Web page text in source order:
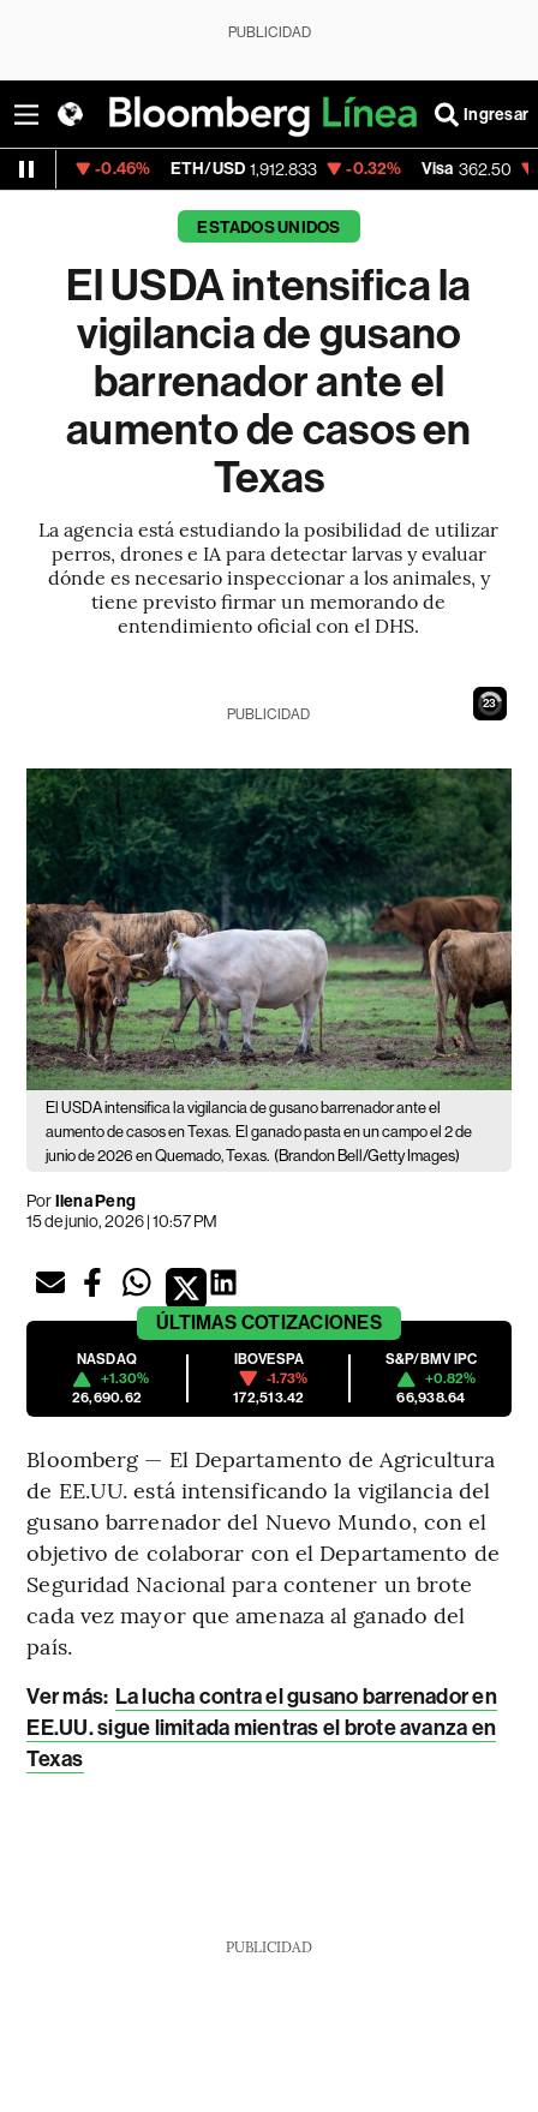
PUBLICIDAD
Ingresar
ETH/USD 1,912.833 -0.32% Visa 362.50 -2.15%
ESTADOS UNIDOS
El USDA intensifica la
vigilancia de gusano
barrenador ante el
aumento de casos en
Texas
La agencia está estudiando la posibilidad de utilizar
perros, drones e IA para detectar larvas y evaluar
dónde es necesario inspeccionar a los animales, y
tiene previsto firmar un memorando de
entendimiento oficial con el DHS.
22
PUBLICIDAD
El USDA intensifica la vigilancia de gusano barrenador ante el
aumento de casos en Texas. El ganado pasta en un campo el 2 de
junio de 2026 en Quemado, Texas. (Brandon Bell/Getty Images)
PorIlena Peng
15 de junio, 2026 | 10:57 PM
ÚLTIMAS COTIZACIONES
NASDAQ
+1.30%
26,690.62
IBOVESPA
-1.73%
172,513.42
S&P/BMV IPC
+0.82%
66,938.64
Bloomberg — El Departamento de Agricultura
de EE.UU. está intensificando la vigilancia del
gusano barrenador del Nuevo Mundo, con el
objetivo de colaborar con el Departamento de
Seguridad Nacional para contener un brote
cada vez mayor que amenaza al ganado del
país.
Ver más: La lucha contra el gusano barrenador en
EE.UU. sigue limitada mientras el brote avanza en
Texas
PUBLICIDAD